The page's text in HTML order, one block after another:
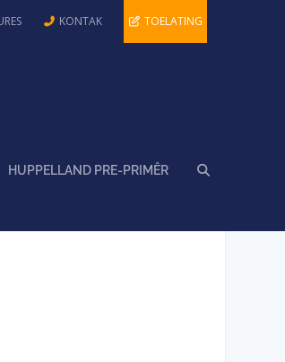
KONTAK TOELATING
HUPPELLAND PRE-PRIMÊR